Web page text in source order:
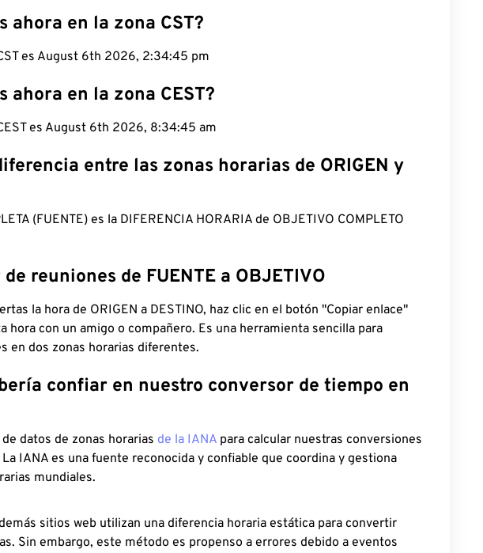
ahora en la zona CST?
es August 6th 2026, 2:34:46 pm
ahora en la zona CEST?
es August 6th 2026, 8:34:46 am
entre las zonas horarias de ORIGEN y
(FUENTE) es la DIFERENCIA HORARIA de OBJETIVO COMPLETO
reuniones de FUENTE a OBJETIVO
la hora de ORIGEN a DESTINO, haz clic en el botón "Copiar enlace"
hora con un amigo o compañero. Es una herramienta sencilla para
en dos zonas horarias diferentes.
confiar en nuestro conversor de tiempo en
datos de zonas horarias de la IANA para calcular nuestras conversiones
IANA es una fuente reconocida y confiable que coordina y gestiona
mundiales.
sitios web utilizan una diferencia horaria estática para convertir
Sin embargo, este método es propenso a errores debido a eventos